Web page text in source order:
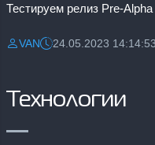
Разместил:
VANДата:24.05.2023 14:14:53
Технологии